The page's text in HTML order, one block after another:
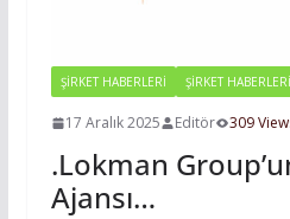
ŞİRKET HABERLERİ ŞIRKET HABERLERI
17 Aralık 2025 Editör 309
.Lokman
Ajansı…